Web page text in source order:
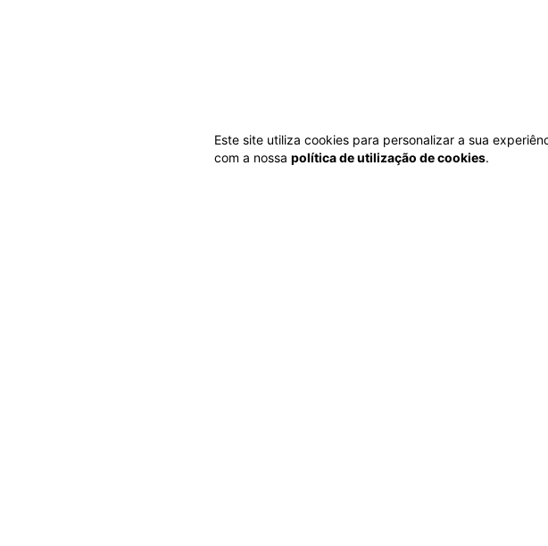
Este site utiliza cookies para personalizar a sua
com a nossa política de utilização de cookies.